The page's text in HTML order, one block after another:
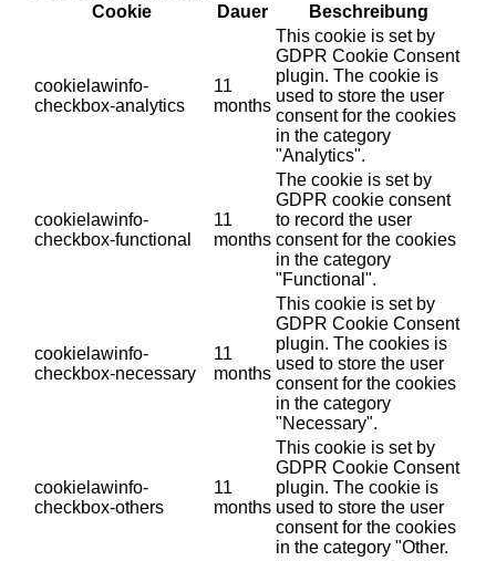
Cookie
Dauer Beschreibung
cookielawinfo-
checkbox-analytics
11
months
This cookie is set by
GDPR Cookie Consent
plugin. The cookie is
used to store the user
consent for the cookies
in the category
"Analytics".
cookielawinfo-
checkbox-functional
11
months
The cookie is set by
GDPR cookie consent
to record the user
consent for the cookies
in the category
"Functional".
cookielawinfo-
checkbox-necessary
11
months
This cookie is set by
GDPR Cookie Consent
plugin. The cookies is
used to store the user
consent for the cookies
in the category
"Necessary".
cookielawinfo-
checkbox-others
11
months
This cookie is set by
GDPR Cookie Consent
plugin. The cookie is
used to store the user
consent for the cookies
in the category "Other.